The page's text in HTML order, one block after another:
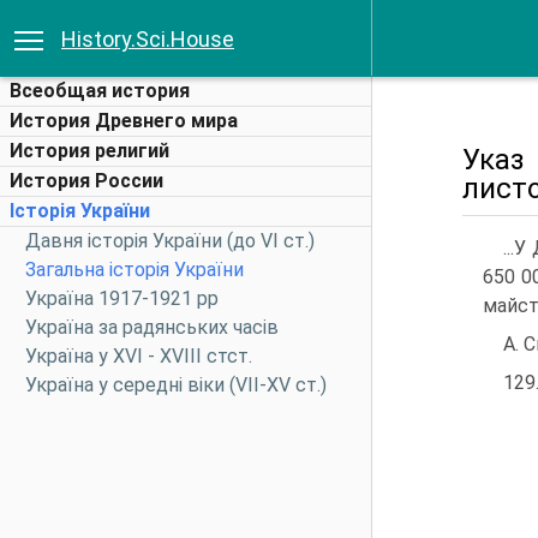
History.Sci.House
Всеобщая история
История Древнего мира
История религий
История России
Історія України
Давня історія України (до VI ст.)
Загальна історія України
Україна 1917-1921 рр
Україна за радянських часів
Україна у XVI - XVIII стст.
Україна у середні віки (VII-XV ст.)
...У
650
А.
129.